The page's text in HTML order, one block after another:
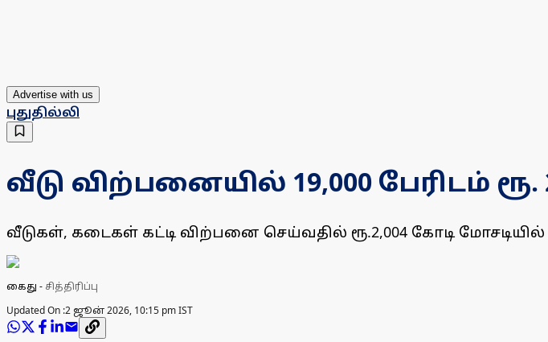
Advertise with us
புதுதில்லி
வீடு விற்பனையில் 19,000 பேரிடம்
வீடுகள், கடைகள் கட்டி விற்பனை செய்வதில் ரூ.2,004 கோடி
கைது - சித்திரிப்பு
Updated On :2 ஜூன் 2026, 10:15 pm IST